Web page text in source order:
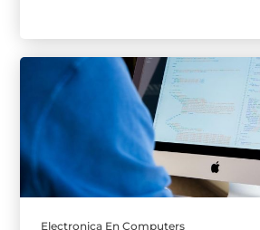
Electronica En Computers